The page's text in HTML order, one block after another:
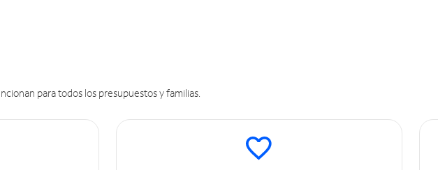
para todos los presupuestos y familias.